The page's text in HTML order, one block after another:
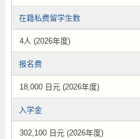
在籍私费留学生数
4人 (2026年度)
报名费
18,000 日元 (2026年度)
入学金
302,100 日元 (2026年度)